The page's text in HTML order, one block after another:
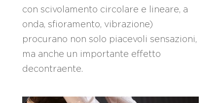
con scivolamento circolare e lineare, a
onda, sfioramento, vibrazione)
procurano non solo piacevoli sensazioni,
ma anche un importante effetto
decontraente.